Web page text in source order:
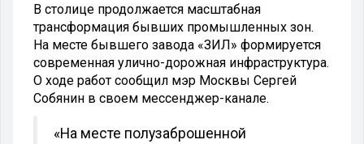
В столице продолжается масштабная
трансформация бывших промышленных зон.
На месте бывшего завода «ЗИЛ» формируется
современная улично-дорожная инфраструктура.
О ходе работ сообщил мэр Москвы Сергей
Собянин в своем мессенджер-канале.
«На месте полузаброшенной